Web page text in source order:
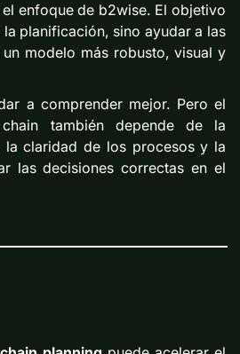
enfoque de b2wise. El objetivo
planificación, sino ayudar a las
modelo más robusto, visual y
a comprender mejor. Pero el
también depende de la
claridad de los procesos y la
las decisiones correctas en el